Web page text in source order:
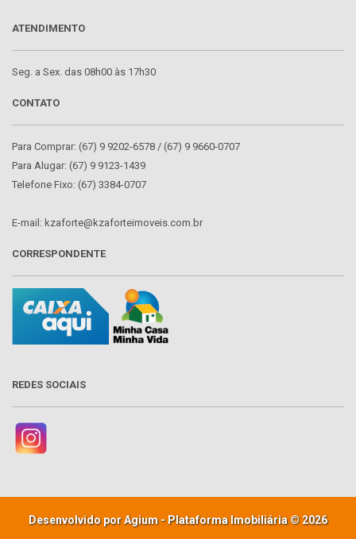
ATENDIMENTO
Seg. a Sex. das 08h00 às 17h30
CONTATO
Para Comprar: (67) 9 9202-6578 / (67) 9 9660-0707
Para Alugar: (67) 9 9123-1439
Telefone Fixo: (67) 3384-0707
E-mail: kzaforte@kzaforteimoveis.com.br
CORRESPONDENTE
REDES SOCIAIS
Desenvolvido por Agium - Plataforma Imobiliária © 2026